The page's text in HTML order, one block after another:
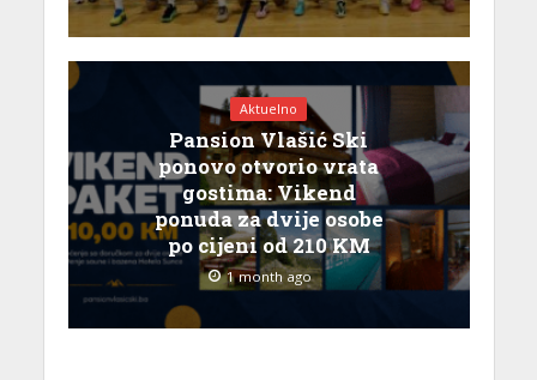
Aktuelno
Pansion Vlašić Ski
ponovo otvorio vrata
gostima: Vikend
ponuda za dvije osobe
po cijeni od 210 KM
1 month ago